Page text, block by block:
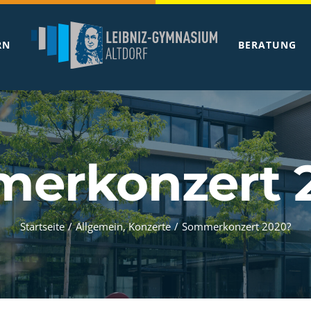
BERATUNG
Startseite / Allgemein,Konzerte / Sommerkonzert 2020?